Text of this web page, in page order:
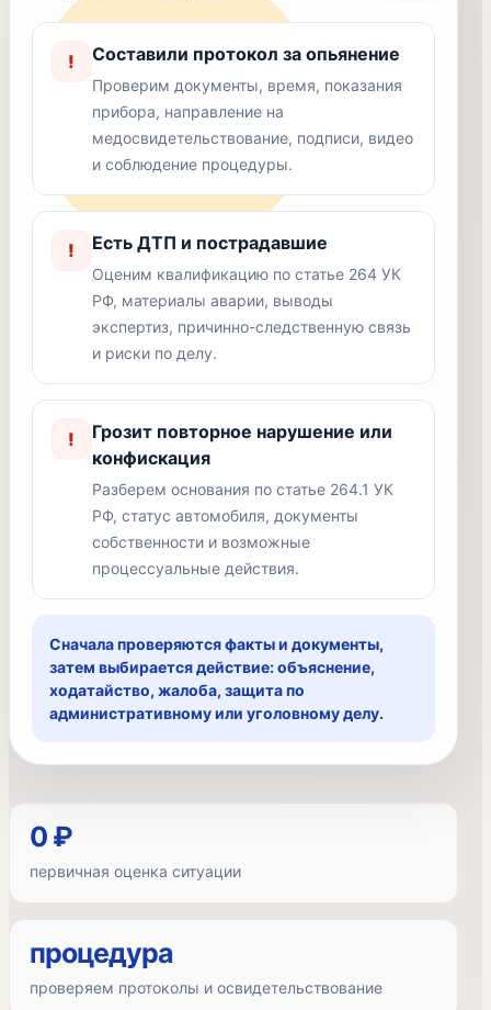
! Составили протокол за опьянение
Проверим документы, время, показания
прибора, направление на
медосвидетельствование, подписи, видео
и соблюдение процедуры.
! Есть ДТП и пострадавшие
Оценим квалификацию по статье 264 УК
РФ, материалы аварии, выводы
экспертиз, причинно-следственную связь
и риски по делу.
!
Грозит повторное нарушение или
конфискация
Разберем основания по статье 264.1 УК
РФ, статус автомобиля, документы
собственности и возможные
процессуальные действия.
Сначала проверяются факты и документы,
затем выбирается действие: объяснение,
ходатайство, жалоба, защита по
административному или уголовному делу.
0 ₽
первичная оценка ситуации
процедура
проверяем протоколы и освидетельствование